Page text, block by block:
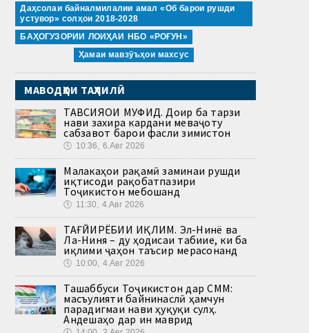
Даҳсолаи байналмилалии амал «Об барои рушди
устувор» солҳои 2018-2028
БАҲОГУЗОРИИ ЛОИҲАИ НБО «РОҒУН»
Ҳамаи мавзӯъҳои махсус
МАВОДҲОИ ТАҲЛИЛӢ
ТАВСИЯҲОИ МУФИД. Доир ба тарзи
нави захира кардани меваҷоту
сабзавот барои фасли зимистон
🕔 10:36, 6.Авг 2026
Малакаҳои рақамӣ заминаи рушди
иқтисоди рақобатпазири
Тоҷикистон мебошанд
🕔 11:30, 4.Авг 2026
ТАҒЙИРЁБИИ ИҚЛИМ. Эл-Нинё ва
Ла-Ниня – ду ҳодисаи табиие, ки ба
иқлими ҷаҳон таъсир мерасонанд
🕔 10:00, 4.Авг 2026
Ташаббуси Тоҷикистон дар СММ:
масъулияти байнинаслӣ ҳамчун
парадигмаи нави ҳуқуқи сулҳ.
Андешаҳо дар ин маврид